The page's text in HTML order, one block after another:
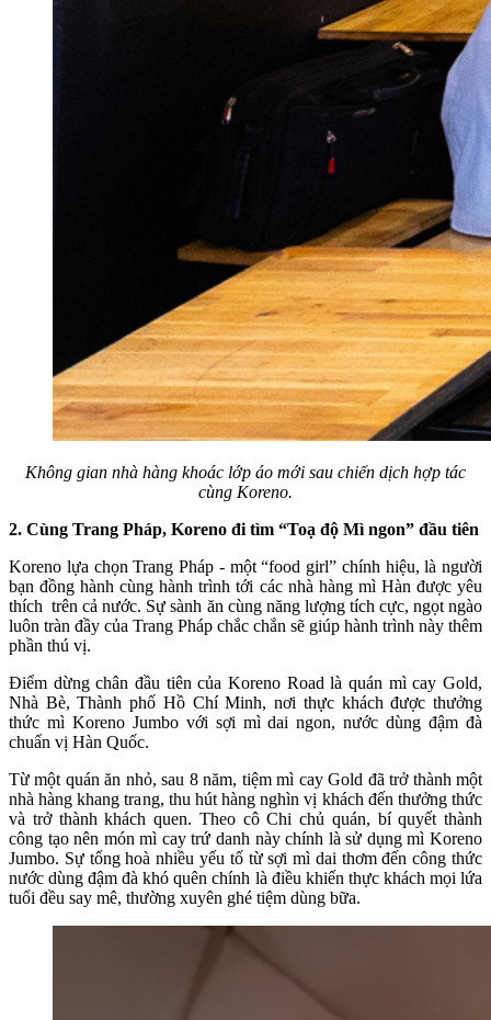
Không gian nhà hàng khoác lớp áo mới sau chiến dịch hợp tác
cùng Koreno.
2. Cùng Trang Pháp, Koreno đi tìm “Toạ độ Mì ngon” đầu tiên
Koreno lựa chọn Trang Pháp - một “food girl” chính hiệu, là người
bạn đồng hành cùng hành trình tới các nhà hàng mì Hàn được yêu
thích trên cả nước. Sự sành ăn cùng năng lượng tích cực, ngọt ngào
luôn tràn đầy của Trang Pháp chắc chắn sẽ giúp hành trình này thêm
phần thú vị.
Điểm dừng chân đầu tiên của Koreno Road là quán mì cay Gold,
Nhà Bè, Thành phố Hồ Chí Minh, nơi thực khách được thưởng
thức mì Koreno Jumbo với sợi mì dai ngon, nước dùng đậm đà
chuẩn vị Hàn Quốc.
Từ một quán ăn nhỏ, sau 8 năm, tiệm mì cay Gold đã trở thành một
nhà hàng khang trang, thu hút hàng nghìn vị khách đến thưởng thức
và trở thành khách quen. Theo cô Chi chủ quán, bí quyết thành
công tạo nên món mì cay trứ danh này chính là sử dụng mì Koreno
Jumbo. Sự tổng hoà nhiều yếu tố từ sợi mì dai thơm đến công thức
nước dùng đậm đà khó quên chính là điều khiến thực khách mọi lứa
tuổi đều say mê, thường xuyên ghé tiệm dùng bữa.